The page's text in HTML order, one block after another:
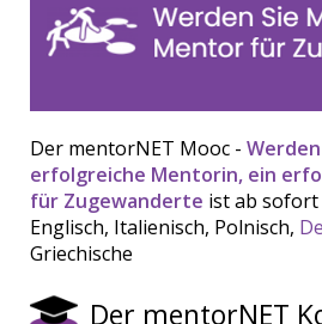
Der mentorNET Mooc -
erfolgreiche Mentorin, ein
für Zugewanderte ist ab
Englisch, Italienisch, Polnisch,
Griechische
Der mentorNET